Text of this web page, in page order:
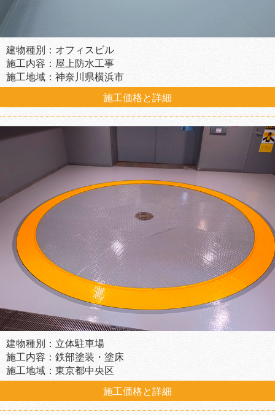
建物種別：オフィスビル
施工内容：屋上防水工事
施工地域：神奈川県横浜市
施工価格と詳細
建物種別：立体駐車場
施工内容：鉄部塗装・塗床
施工地域：東京都中央区
施工価格と詳細